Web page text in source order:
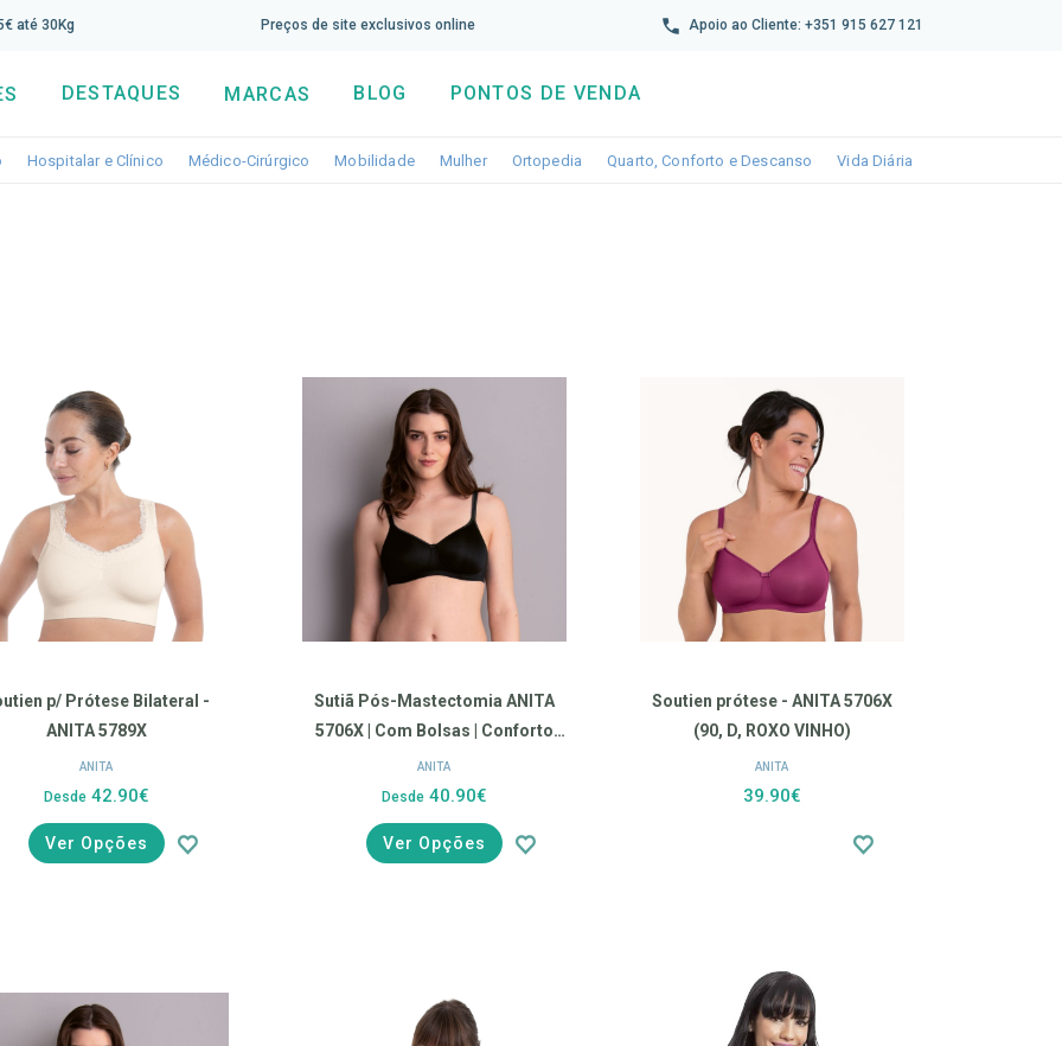
até 30Kg Preços de site exclusivos online Apoio ao Cliente: +351 915 627 121
DESTAQUES MARCAS BLOG PONTOS DE VENDA
Toggle dropdown
Hospitalar e Clínico Toggle dropdown
Médico-Cirúrgico Toggle dropdown
Mobilidade Toggle dropdown
Mulher Toggle dropdown
Ortopedia Toggle dropdown
Quarto, Conforto e Descanso Toggle dropdown
Vida Diária
aqui a nossa newsletter e tenha 5% de desconto direto
p/ Prótese Bilateral -
ANITA 5789X
ANITA
Desde42.90€
Ver Opções
Sutiã Pós-Mastectomia ANITA
5706X | Com Bolsas | Conforto
Sem Aro | Preto
ANITA
Desde40.90€
Ver Opções
Soutien prótese - ANITA 5706X
(90, D, ROXO VINHO)
ANITA
39.90€